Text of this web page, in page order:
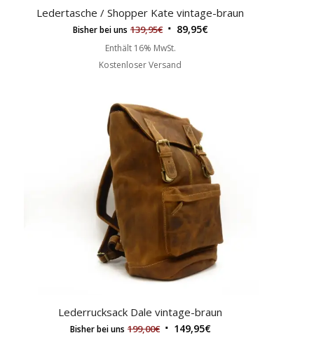
Ledertasche / Shopper Kate vintage-braun
Bisher bei uns 139,95€ 89,95€
Enthält 16% MwSt.
Kostenloser Versand
Lederrucksack Dale vintage-braun
Bisher bei uns 199,00€ 149,95€